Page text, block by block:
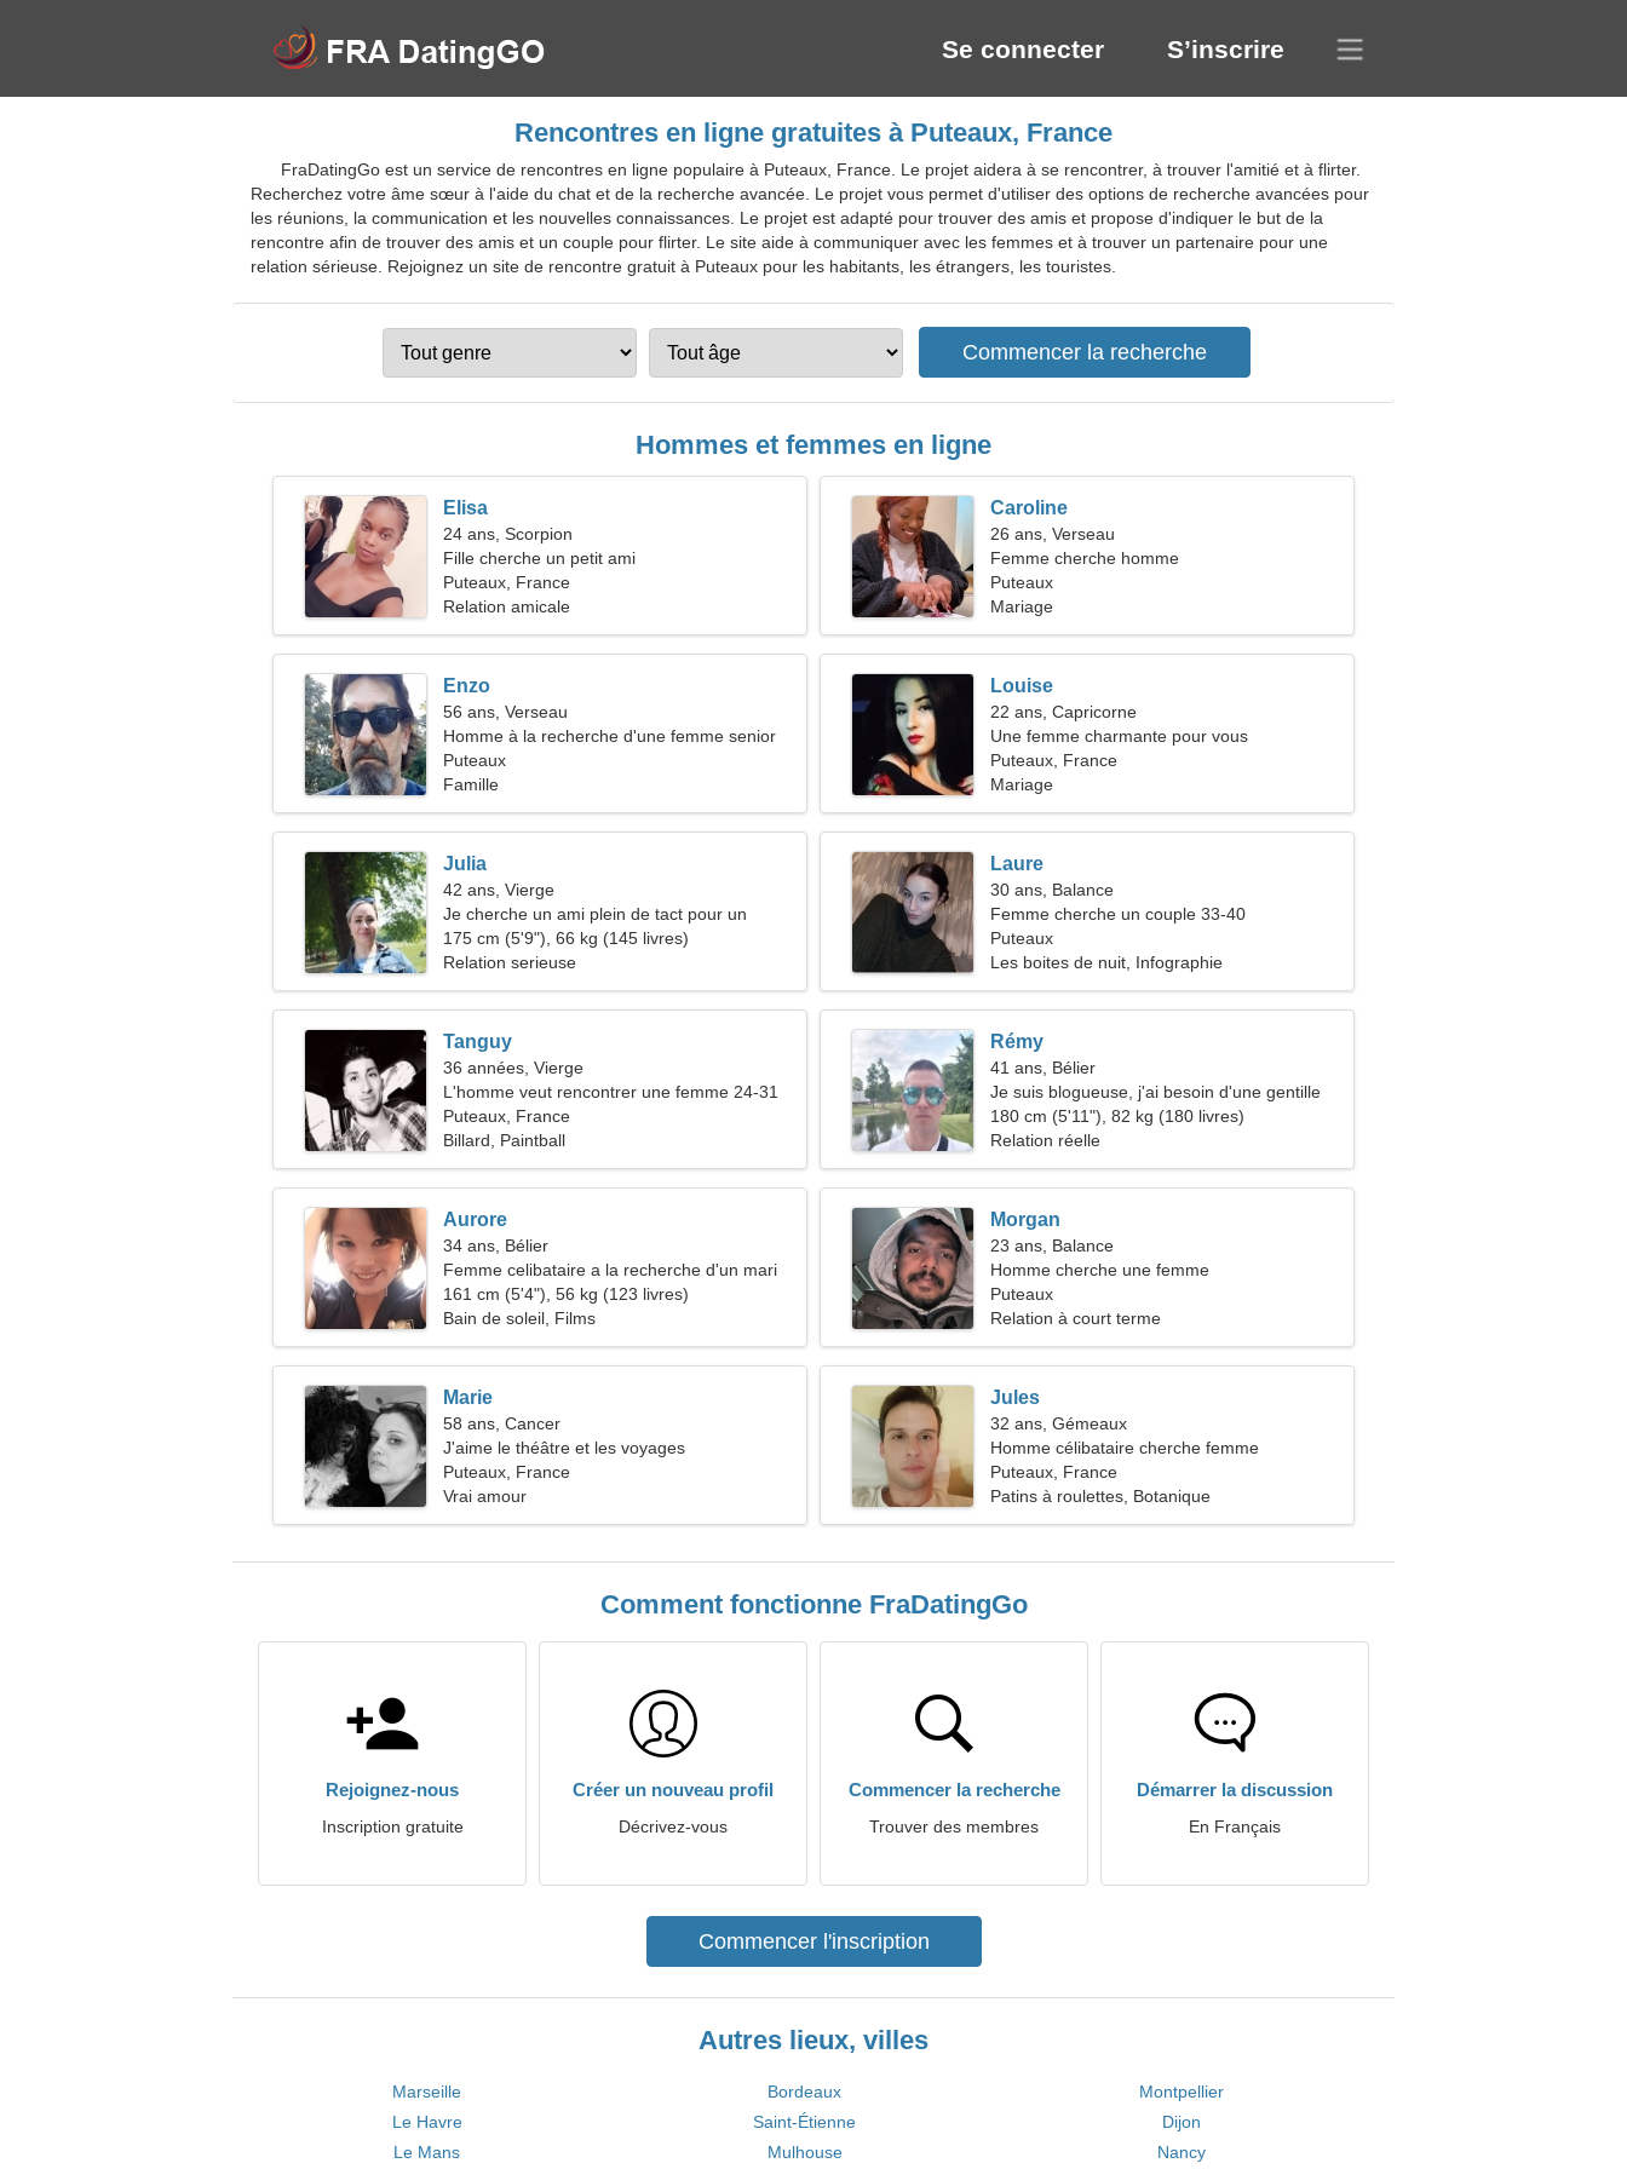
Se connecter S’inscrire
Rencontres en ligne gratuites à Puteaux, France
FraDatingGo est un service de rencontres en ligne populaire à Puteaux, France. Le projet aidera à se rencontrer, à trouver l'amitié et à flirter.
Recherchez votre âme sœur à l'aide du chat et de la recherche avancée. Le projet vous permet d'utiliser des options de recherche avancées pour
les réunions, la communication et les nouvelles connaissances. Le projet est adapté pour trouver des amis et propose d'indiquer le but de la
rencontre afin de trouver des amis et un couple pour flirter. Le site aide à communiquer avec les femmes et à trouver un partenaire pour une
relation sérieuse. Rejoignez un site de rencontre gratuit à Puteaux pour les habitants, les étrangers, les touristes.
Hommes et femmes en ligne
Elisa
24 ans, Scorpion
Fille cherche un petit ami
Puteaux, France
Relation amicale
Caroline
26 ans, Verseau
Femme cherche homme
Puteaux
Mariage
Enzo
56 ans, Verseau
Homme à la recherche d'une femme senior
Puteaux
Famille
Louise
22 ans, Capricorne
Une femme charmante pour vous
Puteaux, France
Mariage
Julia
42 ans, Vierge
Je cherche un ami plein de tact pour un
voyage ensemble
175 cm (5'9"), 66 kg (145 livres)
Relation serieuse
Laure
30 ans, Balance
Femme cherche un couple 33-40
Puteaux
Les boites de nuit, Infographie
Tanguy
36 années, Vierge
L'homme veut rencontrer une femme 24-31
Puteaux, France
Billard, Paintball
Rémy
41 ans, Bélier
Je suis blogueuse, j'ai besoin d'une gentille
femme
180 cm (5'11"), 82 kg (180 livres)
Relation réelle
Aurore
34 ans, Bélier
Femme celibataire a la recherche d'un mari
161 cm (5'4"), 56 kg (123 livres)
Bain de soleil, Films
Morgan
23 ans, Balance
Homme cherche une femme
Puteaux
Relation à court terme
Marie
58 ans, Cancer
J'aime le théâtre et les voyages
Puteaux, France
Vrai amour
Jules
32 ans, Gémeaux
Homme célibataire cherche femme
Puteaux, France
Patins à roulettes, Botanique
Comment fonctionne FraDatingGo
Rejoignez-nous
Inscription gratuite
Créer un nouveau profil
Décrivez-vous
Commencer la recherche
Trouver des membres
Démarrer la discussion
En Français
Commencer l'inscription
Autres lieux, villes
Marseille Bordeaux
Montpellier
Le Havre
Saint-Étienne
Dijon
Le Mans
Mulhouse Nancy